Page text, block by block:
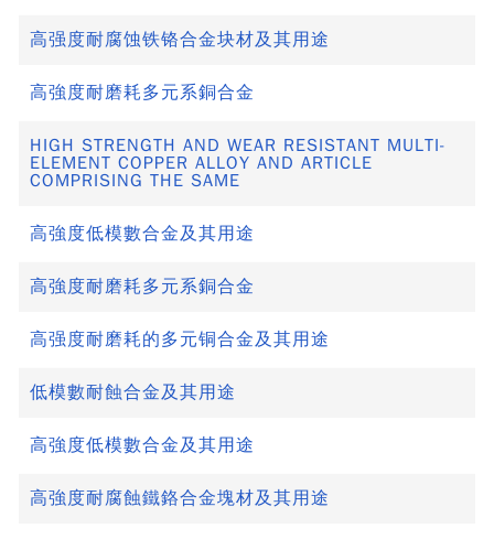
高强度耐腐蚀铁铬合金块材及其用途
高強度耐磨耗多元系銅合金
HIGH STRENGTH AND WEAR RESISTANT MULTI-
ELEMENT COPPER ALLOY AND ARTICLE
COMPRISING THE SAME
高強度低模數合金及其用途
高強度耐磨耗多元系銅合金
高强度耐磨耗的多元铜合金及其用途
低模數耐蝕合金及其用途
高強度低模數合金及其用途
高強度耐腐蝕鐵鉻合金塊材及其用途